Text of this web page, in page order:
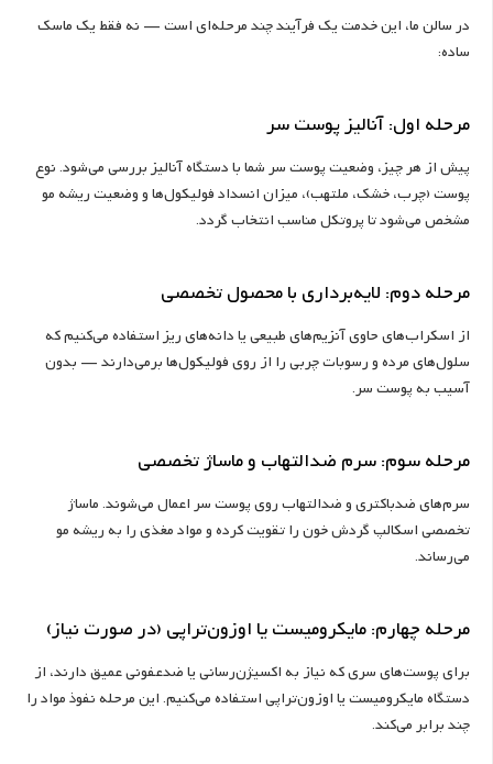
در سالن ما، این خدمت یک فرآیند چند مرحله‌ای است — نه فقط یک ماسک
ساده:
مرحله اول: آنالیز پوست سر
پیش از هر چیز، وضعیت پوست سر شما با دستگاه آنالیز بررسی می‌شود. نوع
پوست (چرب، خشک، ملتهب)، میزان انسداد فولیکول‌ها و وضعیت ریشه مو
مشخص می‌شود تا پروتکل مناسب انتخاب گردد.
مرحله دوم: لایه‌برداری با محصول تخصصی
از اسکراب‌های حاوی آنزیم‌های طبیعی یا دانه‌های ریز استفاده می‌کنیم که
سلول‌های مرده و رسوبات چربی را از روی فولیکول‌ها برمی‌دارند — بدون
آسیب به پوست سر.
مرحله سوم: سرم ضدالتهاب و ماساژ تخصصی
سرم‌های ضدباکتری و ضدالتهاب روی پوست سر اعمال می‌شوند. ماساژ
تخصصی اسکالپ گردش خون را تقویت کرده و مواد مغذی را به ریشه مو
می‌رساند.
مرحله چهارم: مایکرومیست یا اوزون‌تراپی (در صورت نیاز)
برای پوست‌های سری که نیاز به اکسیژن‌رسانی یا ضدعفونی عمیق دارند، از
دستگاه مایکرومیست یا اوزون‌تراپی استفاده می‌کنیم. این مرحله نفوذ مواد را
چند برابر می‌کند.